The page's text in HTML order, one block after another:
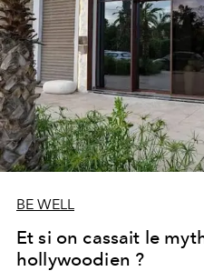
BE WELL
Et si on cassait le
hollywoodien ?